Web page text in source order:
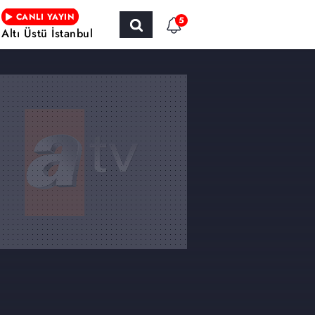
CANLI YAYIN
Altı Üstü İstanbul
5